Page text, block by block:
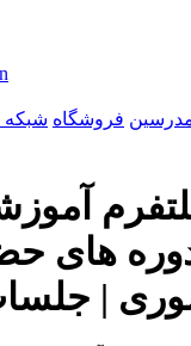
فروشگاه
های
|